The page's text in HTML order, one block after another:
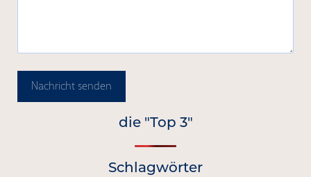
Nachricht senden
die "Top 3"
Schlagwörter